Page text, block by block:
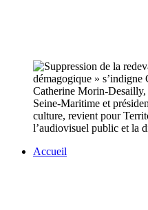
Catherine Morin-Desailly,
Seine-Maritime et
culture, revient pour
l’audiovisuel public et la
Accueil